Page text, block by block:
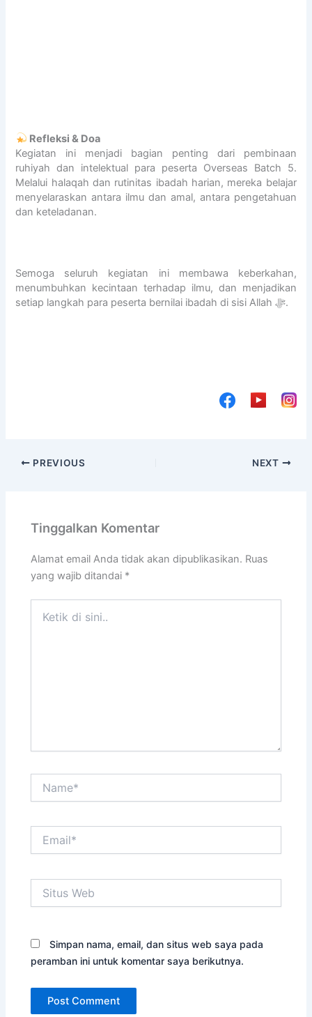
Refleksi & Doa
Kegiatan ini menjadi bagian penting dari pembinaan
ruhiyah dan intelektual para peserta Overseas Batch 5.
Melalui halaqah dan rutinitas ibadah harian, mereka belajar
menyelaraskan antara ilmu dan amal, antara pengetahuan
dan keteladanan.
Semoga seluruh kegiatan ini membawa keberkahan,
menumbuhkan kecintaan terhadap ilmu, dan menjadikan
setiap langkah para peserta bernilai ibadah di sisi Allah ﷻ.
PREVIOUS NEXT
Tinggalkan Komentar
Alamat email Anda tidak akan dipublikasikan. Ruas
yang wajib ditandai *
Web
Simpan nama, email, dan situs web saya pada
peramban ini untuk komentar saya berikutnya.